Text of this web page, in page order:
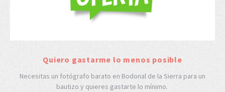
Quiero gastarme lo menos posible
Necesitas un fotógrafo barato en Bodonal de la Sierra para un
bautizo y quieres gastarte lo mínimo.